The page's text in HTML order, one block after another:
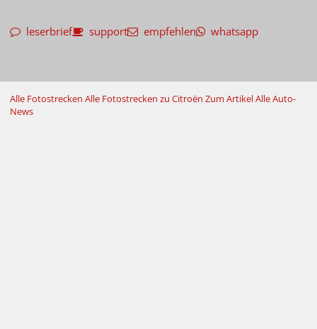
leserbrief support empfehlen whatsapp
Alle Fotostrecken Alle Fotostrecken zu Citroën Zum ArtikelAlle Auto-
News